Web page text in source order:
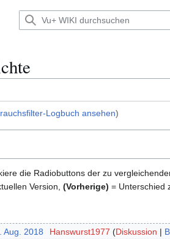
Logbuch ansehen)
die Radiobuttons der zu
Version, (Vorherige) = Unterschied
Aug. 2018 Hanswurst1977 Diskussion